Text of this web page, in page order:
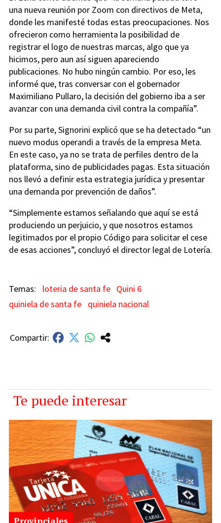
una nueva reunión por Zoom con directivos de Meta,
donde les manifesté todas estas preocupaciones. Nos
ofrecieron como herramienta la posibilidad de
registrar el logo de nuestras marcas, algo que ya
hicimos, pero aun así siguen apareciendo
publicaciones. No hubo ningún cambio. Por eso, les
informé que, tras conversar con el gobernador
Maximiliano Pullaro, la decisión del gobierno iba a ser
avanzar con una demanda civil contra la compañía”.
Por su parte, Signorini explicó que se ha detectado “un
nuevo modus operandi a través de la empresa Meta.
En este caso, ya no se trata de perfiles dentro de la
plataforma, sino de publicidades pagas. Esta situación
nos llevó a definir esta estrategia jurídica y presentar
una demanda por prevención de daños”.
“Simplemente estamos señalando que aquí se está
produciendo un perjuicio, y que nosotros estamos
legitimados por el propio Código para solicitar el cese
de esas acciones”, concluyó el director legal de Lotería.
loteria de santa fe Quini 6
quiniela de santa fe
quiniela nacional
Te puede interesar